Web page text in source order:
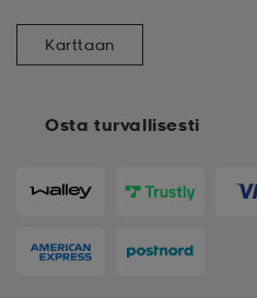
Osta turvallisesti
Karttaan